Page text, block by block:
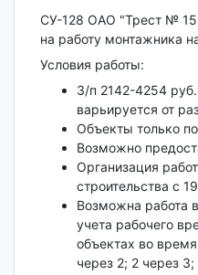
СУ-128 ОАО "Трест № 15
на работу монтажника
Условия работы:
З/п 2142-4254 руб.
варьируется от
Объекты только
Возможно
Организация
строительства с
Возможна работа
учета рабочего
объектах во
через 2; 2 через 3;